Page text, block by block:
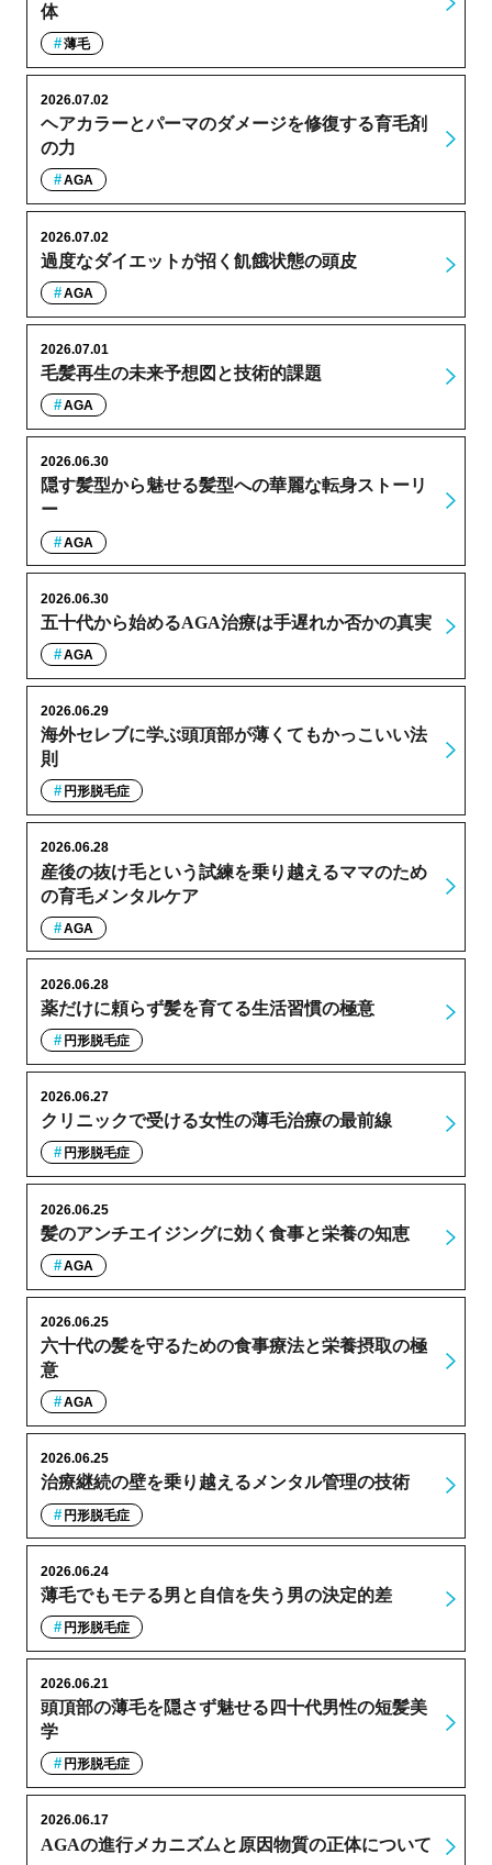
体
薄毛
ヘアカラーとパーマのダメージを修復する育毛剤
の力
2026.07.02
AGA
過度なダイエットが招く飢餓状態の頭皮
2026.07.02
AGA
毛髪再生の未来予想図と技術的課題
2026.07.01
AGA
隠す髪型から魅せる髪型への華麗な転身ストーリ
ー
2026.06.30
AGA
五十代から始めるAGA治療は手遅れか否かの真実
2026.06.30
AGA
海外セレブに学ぶ頭頂部が薄くてもかっこいい法
則
2026.06.29
円形脱毛症
産後の抜け毛という試練を乗り越えるママのため
の育毛メンタルケア
2026.06.28
AGA
薬だけに頼らず髪を育てる生活習慣の極意
2026.06.28
円形脱毛症
クリニックで受ける女性の薄毛治療の最前線
2026.06.27
円形脱毛症
髪のアンチエイジングに効く食事と栄養の知恵
2026.06.25
AGA
六十代の髪を守るための食事療法と栄養摂取の極
意
2026.06.25
AGA
治療継続の壁を乗り越えるメンタル管理の技術
2026.06.25
円形脱毛症
薄毛でもモテる男と自信を失う男の決定的差
2026.06.24
円形脱毛症
頭頂部の薄毛を隠さず魅せる四十代男性の短髪美
学
2026.06.21
円形脱毛症
AGAの進行メカニズムと原因物質の正体について
2026.06.17